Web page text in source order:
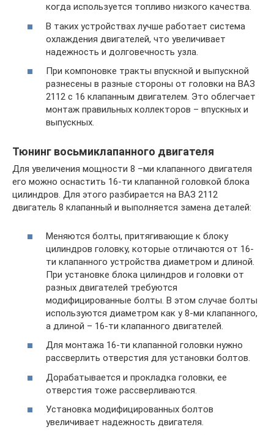
когда используется топливо низкого качества.
В таких устройствах лучше работает система
охлаждения двигателей, что увеличивает
надежность и долговечность узла.
При компоновке тракты впускной и выпускной
разнесены в разные стороны от головки на ВАЗ
2112 с 16 клапанным двигателем. Это облегчает
монтаж правильных коллекторов – впускных и
выпускных.
Тюнинг восьмиклапанного двигателя
Для увеличения мощности 8 –ми клапанного двигателя
его можно оснастить 16-ти клапанной головкой блока
цилиндров. Для этого разбирается на ВАЗ 2112
двигатель 8 клапанный и выполняется замена деталей:
Меняются болты, притягивающие к блоку
цилиндров головку, которые отличаются от 16-
ти клапанного устройства диаметром и длиной.
При установке блока цилиндров и головки от
разных двигателей требуются
модифицированные болты. В этом случае болты
используются диаметром как у 8-ми клапанного,
а длиной – 16-ти клапанного двигателей.
Для монтажа 16-ти клапанной головки нужно
рассверлить отверстия для установки болтов.
Дорабатывается и прокладка головки, ее
отверстия тоже рассверливаются.
Установка модифицированных болтов
увеличивает надежность двигателя.